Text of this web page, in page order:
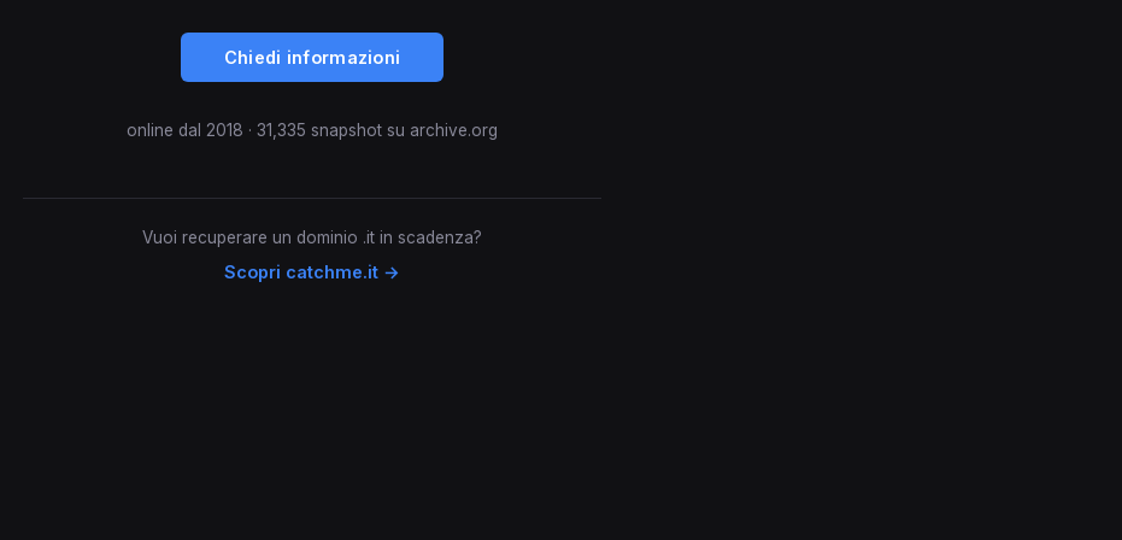
Chiedi informazioni
online dal 2018 · 31,335 snapshot su archive.org
Vuoi recuperare un dominio .it in scadenza?
Scopri catchme.it →